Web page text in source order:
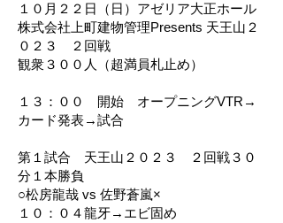
１０月２２日（日）アゼリア大正ホール
株式会社上町建物管理Presents 天王山２
０２３ ２回戦
観衆３００人（超満員札止め）
１３：００ 開始 オープニングVTR→
カード発表→試合
第１試合 天王山２０２３ ２回戦３０
分１本勝負
○松房龍哉 vs 佐野蒼嵐×
１０：０４龍牙→エビ固め